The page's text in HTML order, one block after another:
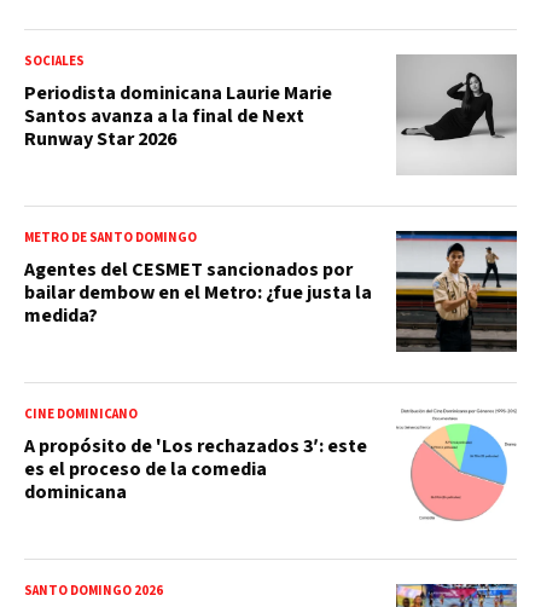
SOCIALES
Periodista dominicana Laurie Marie
Santos avanza a la final de Next
Runway Star 2026
METRO DE SANTO DOMINGO
Agentes del CESMET sancionados por
bailar dembow en el Metro: ¿fue justa la
medida?
CINE DOMINICANO
A propósito de 'Los rechazados 3′: este
es el proceso de la comedia
dominicana
SANTO DOMINGO 2026